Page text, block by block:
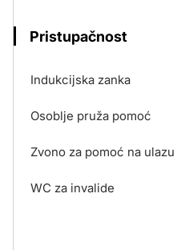
Pristupačnost
Indukcijska zanka
Osoblje pruža pomoć
Zvono za pomoć na ulazu
WC za invalide